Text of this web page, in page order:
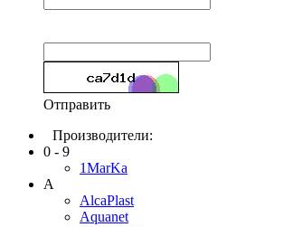
Отправить
Производители:
0 - 9
1MarKa
A
AlcaPlast
Aquanet